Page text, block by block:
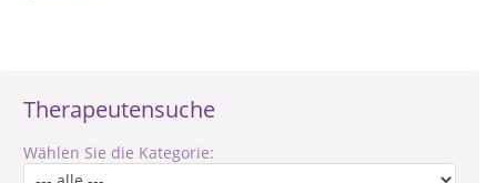
Therapeutensuche
Wählen Sie die Kategorie: